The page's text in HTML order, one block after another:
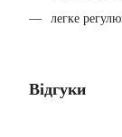
легке
Відгуки